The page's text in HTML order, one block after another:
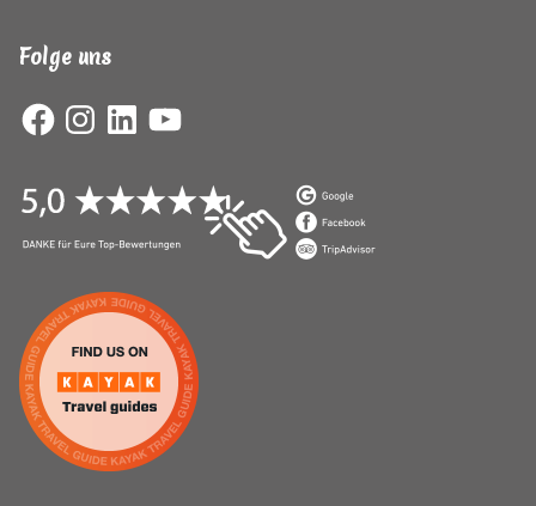
Folge uns
FacebookInstagramLinkedInYouTube